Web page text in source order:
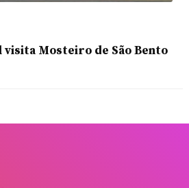
Mosteiro de São Bento